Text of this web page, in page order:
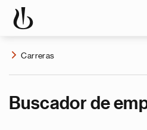
Carreras
Buscador de